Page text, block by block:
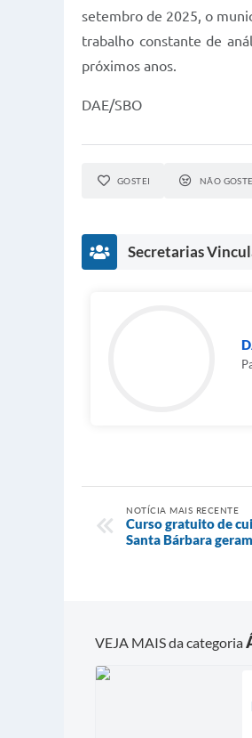
setembro de 2025, o
trabalho constante de
próximos anos.
DAE/SBO
GOSTEI NÃO
Secretarias
NOTÍCIA MAIS RECENTE
Curso gratuito de
Santa Bárbara
VEJA MAIS da categoria